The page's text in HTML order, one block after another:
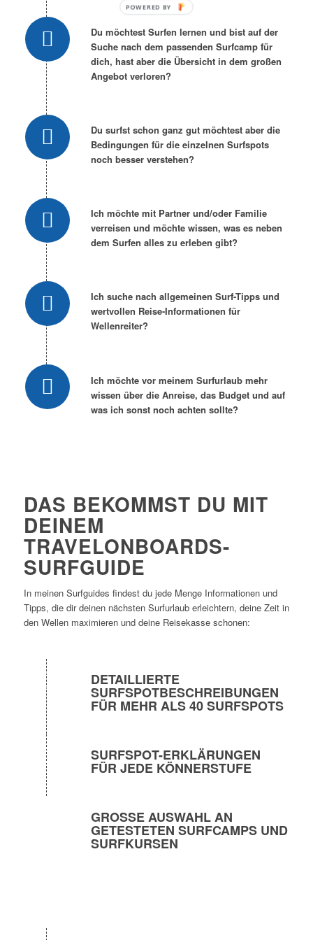
Du möchtest Surfen lernen und bist auf der
Suche nach dem passenden Surfcamp für
dich, hast aber die Übersicht in dem großen
Angebot verloren?
Du surfst schon ganz gut möchtest aber die
Bedingungen für die einzelnen Surfspots
noch besser verstehen?
Ich möchte mit Partner und/oder Familie
verreisen und möchte wissen, was es neben
dem Surfen alles zu erleben gibt?
Ich suche nach allgemeinen Surf-Tipps und
wertvollen Reise-Informationen für
Wellenreiter?
Ich möchte vor meinem Surfurlaub mehr
wissen über die Anreise, das Budget und auf
was ich sonst noch achten sollte?
DAS BEKOMMST DU MIT
DEINEM
TRAVELONBOARDS-
SURFGUIDE
In meinen Surfguides findest du jede Menge Informationen und
Tipps, die dir deinen nächsten Surfurlaub erleichtern, deine Zeit in
den Wellen maximieren und deine Reisekasse schonen:
DETAILLIERTE
SURFSPOTBESCHREIBUNGEN
FÜR MEHR ALS 40 SURFSPOTS
SURFSPOT-ERKLÄRUNGEN
FÜR JEDE KÖNNERSTUFE
GROSSE AUSWAHL AN G
ETESTETEN SURFCAMPS UND S
URFKURSEN